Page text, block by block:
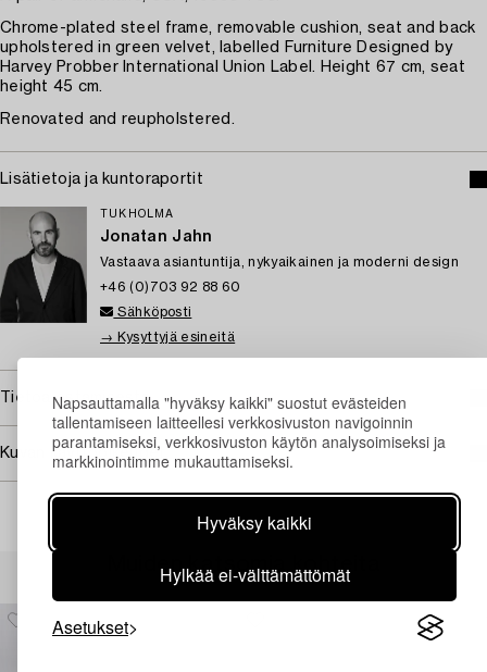
Napsauttamalla "hyväksy kaikki" suostut evästeiden
tallentamiseen laitteellesi verkkosivuston navigoinnin
parantamiseksi, verkkosivuston käytön analysoimiseksi ja
markkinointimme mukauttamiseksi.
Hyväksy kaikki
Hylkää ei-välttämättömät
Asetukset
Chrome-plated steel frame, removable cushion, seat and back
upholstered in green velvet, labelled Furniture Designed by
Harvey Probber International Union Label. Height 67 cm, seat
height 45 cm.
Renovated and reupholstered.
Lisätietoja ja kuntoraportit
TUKHOLMA
Jonatan Jahn
Vastaava asiantuntija, nykyaikainen ja moderni design
+46 (0)703 92 88 60
Sähköposti
→ Kysyttyjä esineitä
Tietoa ostamisesta
Kuvan käyttöoikeudet
Muiden katsomia kohteita